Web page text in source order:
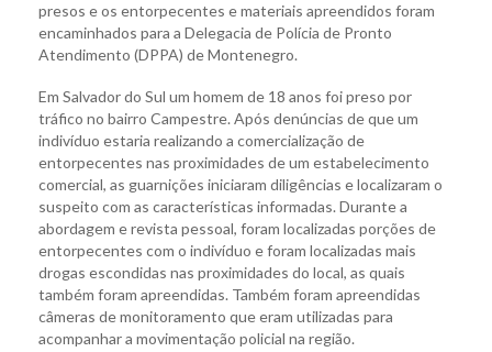
presos e os entorpecentes e materiais apreendidos foram
encaminhados para a Delegacia de Polícia de Pronto
Atendimento (DPPA) de Montenegro.
Em Salvador do Sul um homem de 18 anos foi preso por
tráfico no bairro Campestre. Após denúncias de que um
indivíduo estaria realizando a comercialização de
entorpecentes nas proximidades de um estabelecimento
comercial, as guarnições iniciaram diligências e localizaram o
suspeito com as características informadas. Durante a
abordagem e revista pessoal, foram localizadas porções de
entorpecentes com o indivíduo e foram localizadas mais
drogas escondidas nas proximidades do local, as quais
também foram apreendidas. Também foram apreendidas
câmeras de monitoramento que eram utilizadas para
acompanhar a movimentação policial na região.